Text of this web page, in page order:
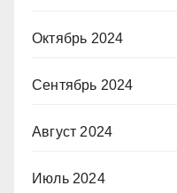
Октябрь 2024
Сентябрь 2024
Август 2024
Июль 2024